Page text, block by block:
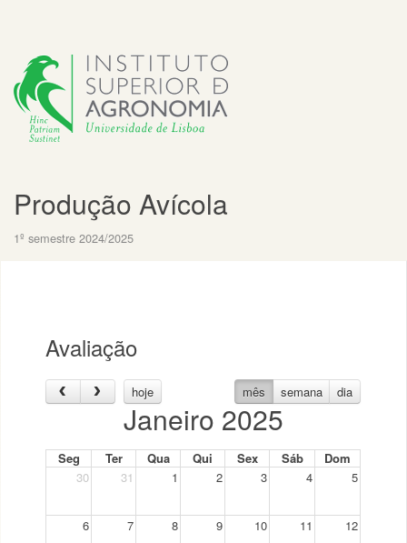
Produção Avícola
1º semestre 2024/2025
Avaliação
hoje mês semana dia
Janeiro 2025
Seg Ter Qua Qui Sex Sáb
Dom
30
31 1 2 3 4 5
6 7 8 9 10 11 12